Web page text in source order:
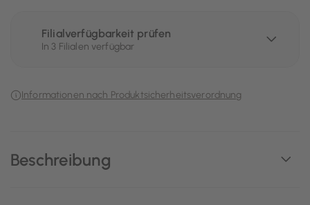
Beschreibung
Filialverfügbarkeit prüfen
In 3 Filialen verfügbar
Informationen nach Produktsicherheitsverordnung